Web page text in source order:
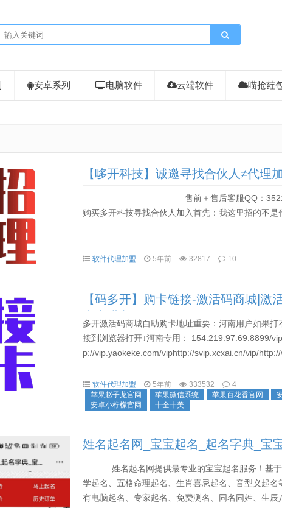
安卓系列 电脑软件 云端软件 喵抢荭
【哆开科技】诚邀寻找合伙人≠代理
售前＋售后客服QQ：35210957 或
购买多开科技寻找合伙人加入首先：我这里招的不是
软件代理加盟 5年前 32817 10
【码多开】购卡链接-激活码商城|激
点击进入
多开激活码商城自助购卡地址重要：河南用户如果
接到浏览器打开↓河南专用： 154.219.97.69:8899/
p://vip.yaokeke.com/viphttp://svip.xcxai.cn/vip/http://
软件代理加盟 5年前 333532
4
苹果赵子龙官网
苹果微信系统 苹果百花香官网
安卓小柠檬官网
十全十美
姓名起名网_宝宝起名_起名字典_宝
姓名起名网提供最专业的宝宝起名服务！基于
学起名、五格命理起名、生肖喜忌起名、音型义起
有电脑起名、专家起名、免费测名、同名同姓、生